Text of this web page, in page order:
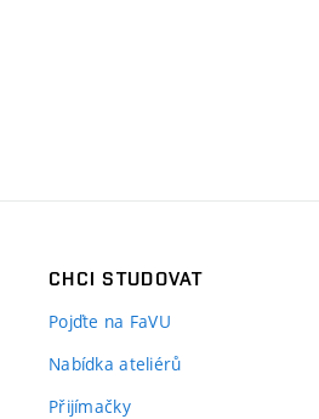
CHCI STUDOVAT
Pojďte na FaVU
Nabídka ateliérů
Přijímačky